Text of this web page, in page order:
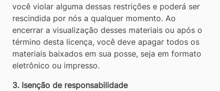
você violar alguma dessas restrições e poderá ser
rescindida por nós a qualquer momento. Ao
encerrar a visualização desses materiais ou após o
término desta licença, você deve apagar todos os
materiais baixados em sua posse, seja em formato
eletrônico ou impresso.
3. Isenção de responsabilidade